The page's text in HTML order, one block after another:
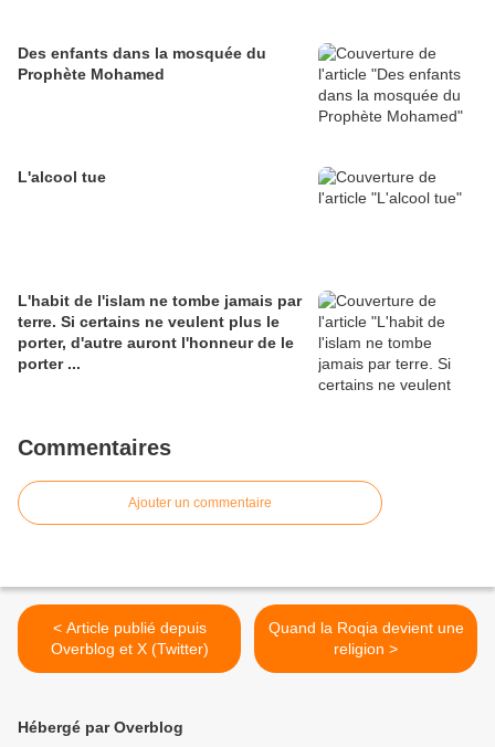
Des enfants dans la mosquée du
Prophète Mohamed
L'alcool tue
L'habit de l'islam ne tombe jamais par
terre. Si certains ne veulent plus le
porter, d'autre auront l'honneur de le
porter ...
Commentaires
Ajouter un commentaire
< Article publié depuis
Overblog et X (Twitter)
Quand la Roqia devient une
religion >
Hébergé par Overblog